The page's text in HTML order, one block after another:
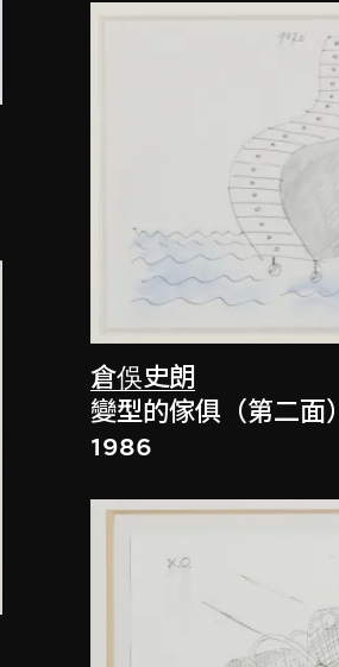
倉俁史朗
變型的傢俱（第二面）
1986